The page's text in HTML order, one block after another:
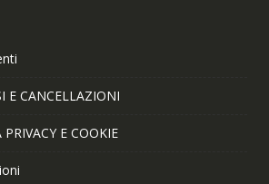
E CANCELLAZIONI
E COOKIE